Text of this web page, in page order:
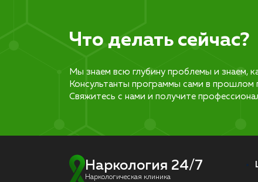
Что делать сейчас?
Мы знаем всю глубину проблемы и знаем,
Консультанты программы сами в
Свяжитесь с нами и получите
Наркология 24/7
Наркологическая клиника